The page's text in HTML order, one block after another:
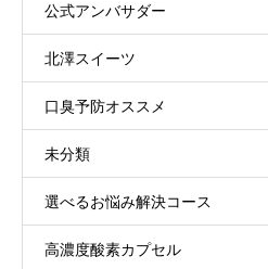
公式アンバサダー
北澤スイーツ
口臭予防オススメ
未分類
選べるお悩み解決コース
高濃度酸素カプセル